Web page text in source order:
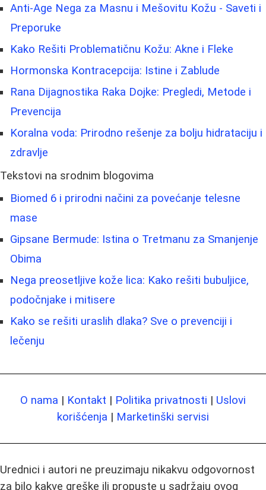
Anti-Age Nega za Masnu i Mešovitu Kožu - Saveti i
Preporuke
Kako Rešiti Problematičnu Kožu: Akne i Fleke
Hormonska Kontracepcija: Istine i Zablude
Rana Dijagnostika Raka Dojke: Pregledi, Metode i
Prevencija
Koralna voda: Prirodno rešenje za bolju hidrataciju i
zdravlje
Tekstovi na srodnim blogovima
Biomed 6 i prirodni načini za povećanje telesne
mase
Gipsane Bermude: Istina o Tretmanu za Smanjenje
Obima
Nega preosetljive kože lica: Kako rešiti bubuljice,
podočnjake i mitisere
Kako se rešiti uraslih dlaka? Sve o prevenciji i
lečenju
O nama | Kontakt | Politika privatnosti | Uslovi
korišćenja | Marketinški servisi
Urednici i autori ne preuzimaju nikakvu odgovornost
za bilo kakve greške ili propuste u sadržaju ovog